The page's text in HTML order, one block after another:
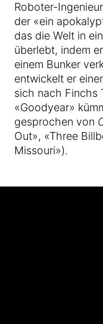
Roboter-
der «ein
das die Welt in
überlebt, indem
einem Bunker
entwickelt er
sich nach Finchs
«Goodyear»
gesprochen von
Out», «Three
Missouri»).